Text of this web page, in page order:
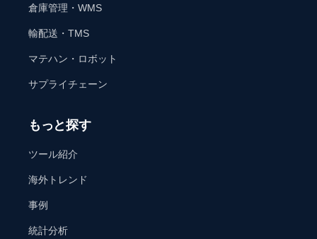
倉庫管理・WMS
輸配送・TMS
マテハン・ロボット
サプライチェーン
もっと探す
ツール紹介
海外トレンド
事例
統計分析